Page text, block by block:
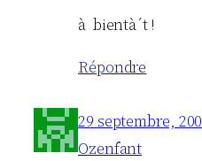
à bientà´t !
Répondre
29 septembre,
Ozenfant